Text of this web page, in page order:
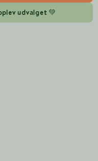
udvalget 💚